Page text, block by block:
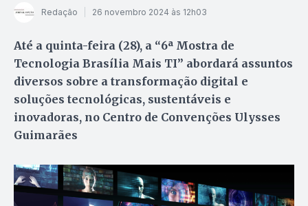
Redação 26 novembro 2024 às 12h03
Até a quinta-feira (28), a “6ª Mostra de
Tecnologia Brasília Mais TI” abordará assuntos
diversos sobre a transformação digital e
soluções tecnológicas, sustentáveis e
inovadoras, no Centro de Convenções Ulysses
Guimarães